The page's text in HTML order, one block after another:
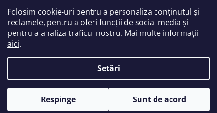
Folosim cookie-uri pentru a personaliza conținutul și
reclamele, pentru a oferi funcții de social media și
pentru a analiza traficul nostru. Mai multe informații
aici.
Setări
Respinge Sunt de acord
Prin introducerea adresei de e-mail, sunteți de
acord cupolitica de confidențialitate.
Creat de Shoptet
Drepturi de autor 2026
GreenGuru.cz. Toate